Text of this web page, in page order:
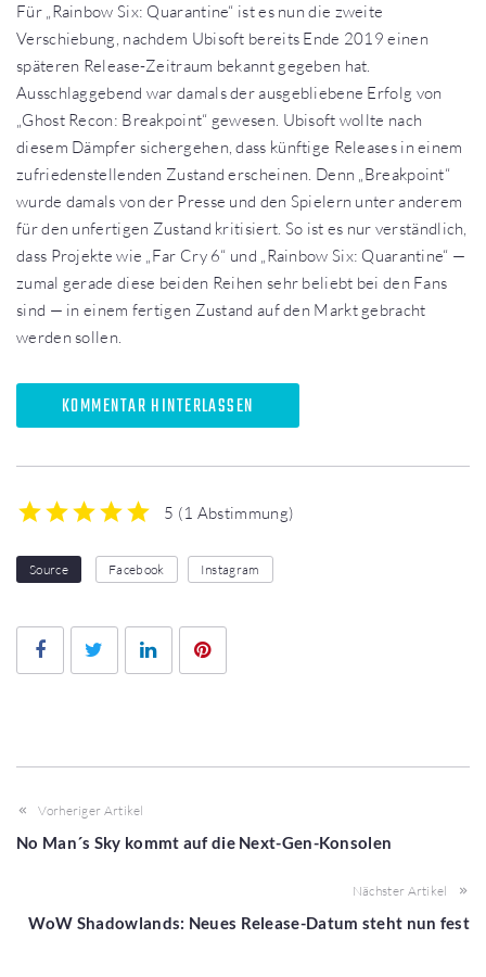
Für „Rainbow Six: Quarantine“ ist es nun die zweite
Verschiebung, nachdem Ubisoft bereits Ende 2019 einen
späteren Release-Zeitraum bekannt gegeben hat.
Ausschlaggebend war damals der ausgebliebene Erfolg von
„Ghost Recon: Breakpoint“ gewesen. Ubisoft wollte nach
diesem Dämpfer sichergehen, dass künftige Releases in einem
zufriedenstellenden Zustand erscheinen. Denn „Breakpoint“
wurde damals von der Presse und den Spielern unter anderem
für den unfertigen Zustand kritisiert. So ist es nur verständlich,
dass Projekte wie „Far Cry 6“ und „Rainbow Six: Quarantine“ —
zumal gerade diese beiden Reihen sehr beliebt bei den Fans
sind — in einem fertigen Zustand auf den Markt gebracht
werden sollen.
KOMMENTAR HINTERLASSEN
5 (1 Abstimmung)
Source Facebook Instagram
FacebookTwitter LinkedIn
Vorheriger Artikel
No Man´s Sky kommt auf die Next-Gen-Konsolen
Nächster Artikel
WoW Shadowlands: Neues Release-Datum steht nun fest